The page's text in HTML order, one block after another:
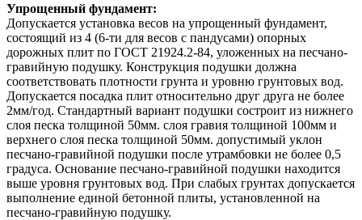
Упрощенный фундамент:
Допускается установка весов на упрощенный фундамент,
состоящий из 4 (6-ти для весов с пандусами) опорных
дорожных плит по ГОСТ 21924.2-84, уложенных на песчано-
гравийную подушку. Конструкция подушки должна
соответствовать плотности грунта и уровню грунтовых вод.
Допускается посадка плит относительно друг друга не более
2мм/год. Стандартный вариант подушки состроит из нижнего
слоя песка толщиной 50мм. слоя гравия толщиной 100мм и
верхнего слоя песка толщиной 50мм. допустимый уклон
песчано-гравийной подушки после утрамбовки не более 0,5
градуса. Основание песчано-гравийной подушки находится
выше уровня грунтовых вод. При слабых грунтах допускается
выполнение единой бетонной плиты, установленной на
песчано-гравийную подушку.